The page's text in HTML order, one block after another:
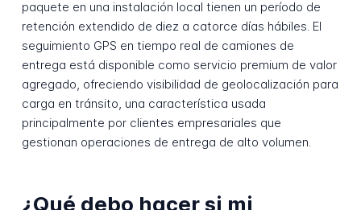
paquete en una instalación local tienen un período de
retención extendido de diez a catorce días hábiles. El
seguimiento GPS en tiempo real de camiones de
entrega está disponible como servicio premium de valor
agregado, ofreciendo visibilidad de geolocalización para
carga en tránsito, una característica usada
principalmente por clientes empresariales que
gestionan operaciones de entrega de alto volumen.
¿Qué debo hacer si mi